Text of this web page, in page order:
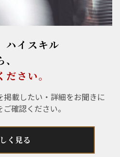
ハイスキル
さい。
掲載したい・詳細をお聞きに
確認ください。
く見る